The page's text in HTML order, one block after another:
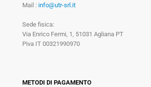
Mail : info@utr-srl.it
Sede fisica:
Via Enrico Fermi, 1, 51031 Agliana PT
Piva IT 00321990970
METODI DI PAGAMENTO